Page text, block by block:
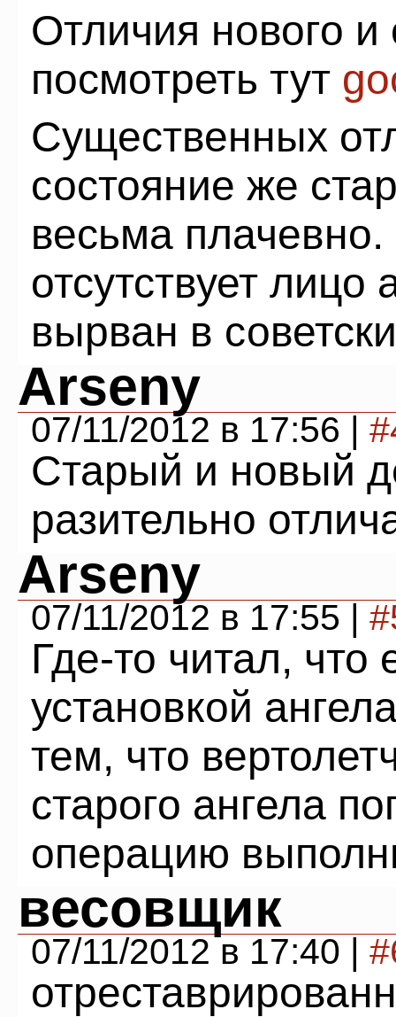
Отличия нового и
посмотреть тут
Существенных
состояние же
весьма
отсутствует
вырван в
Arseny
07/11/2012 в 17:56 |
Старый и новый
разительно
Arseny
07/11/2012 в 17:55 |
Где-то читал,
установкой
тем, что
старого ангела
операцию
весовщик
07/11/2012 в 17:40 |